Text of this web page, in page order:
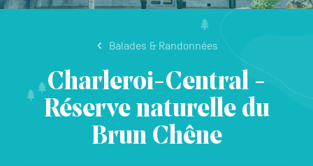
Balades & Randonnées
Charleroi-Central -
Réserve naturelle du
Brun Chêne